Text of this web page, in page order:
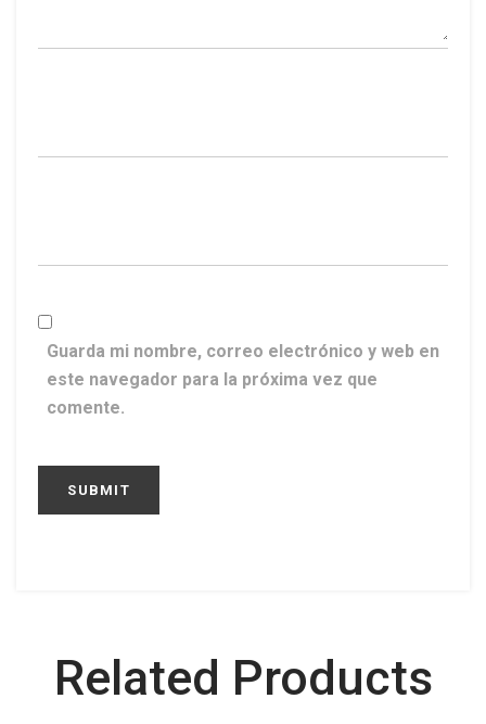
Guarda mi nombre, correo electrónico y web en
este navegador para la próxima vez que
comente.
Related Products